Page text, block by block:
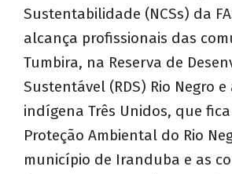
Sustentabilidade (NCSs) da
alcança profissionais das
Tumbira, na Reserva de
Sustentável (RDS) Rio Negro
indígena Três Unidos, que
Proteção Ambiental do Rio
município de Iranduba e as